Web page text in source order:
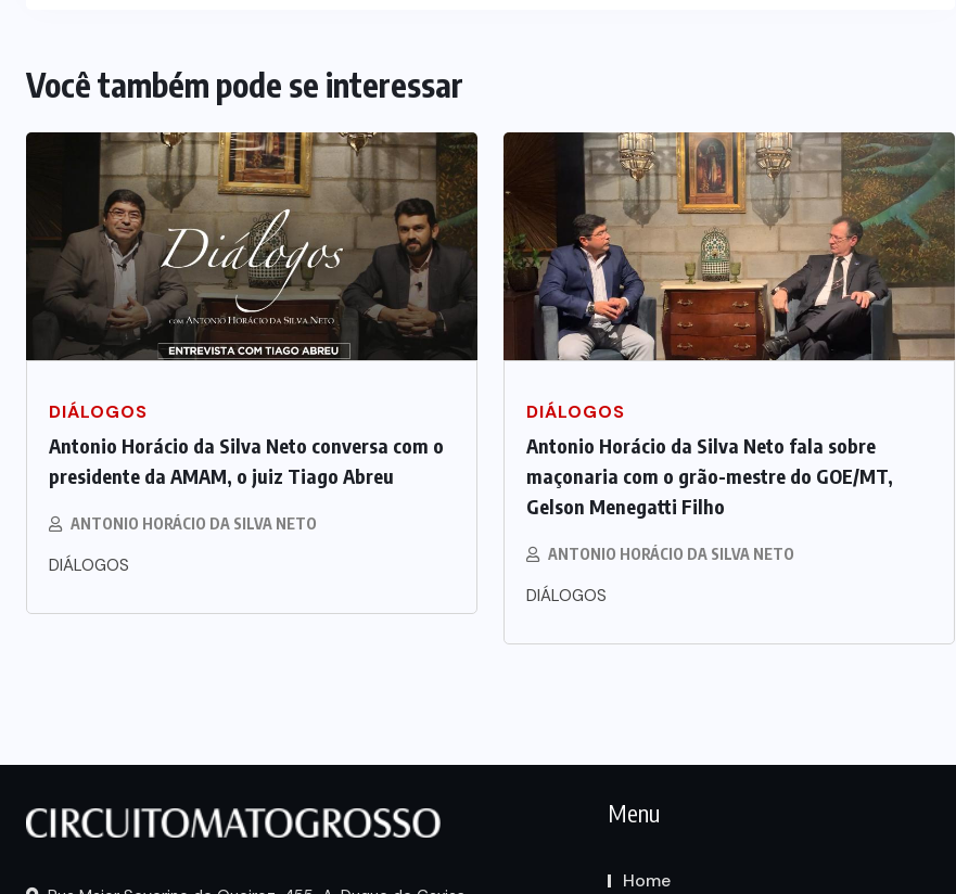
Você também pode se interessar
DIÁLOGOS
Antonio Horácio da Silva Neto conversa com o
presidente da AMAM, o juiz Tiago Abreu
ANTONIO HORÁCIO DA SILVA NETO
DIÁLOGOS
DIÁLOGOS
Antonio Horácio da Silva Neto fala sobre
maçonaria com o grão-mestre do GOE/MT,
Gelson Menegatti Filho
ANTONIO HORÁCIO DA SILVA NETO
DIÁLOGOS
Menu
Home